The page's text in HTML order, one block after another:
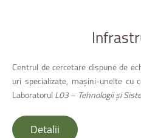
Centrul de cercetare dispune de
uri specializate, maşini-unelte cu
Laboratorul L03– Tehnologii și
Detalii